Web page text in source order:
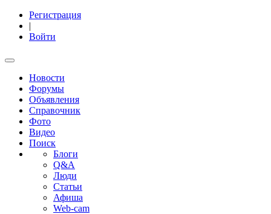
Регистрация
|
Войти
Новости
Форумы
Объявления
Справочник
Фото
Видео
Поиск
Блоги
Q&A
Люди
Статьи
Афиша
Web-cam